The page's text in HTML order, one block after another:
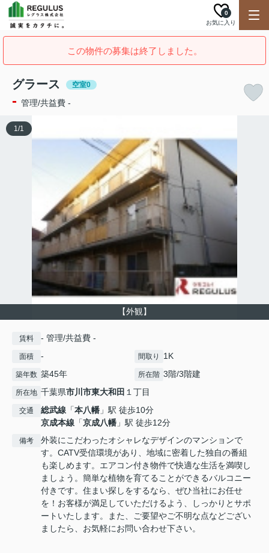
お気に入り
0
この物件の募集は終了しました。
グラース 空室0
- 管理/共益費 -
【外観】
1/1
賃料 - 管理/共益費 -
面積 - 間取り 1K
築年数 築45年 所在階 3階/3階建
所在地 千葉県市川市東大和田 １丁目
交通 総武線 「本八幡 」駅 徒歩10分
京成本線 「京成八幡 」駅 徒歩12分
備考
外装にこだわったオシャレなデザインのマンションで
す。CATV受信環境があり、地域に密着した独自の番組
も楽しめます。エアコン付き物件で快適な生活を満喫し
ましょう。簡単な植物を育てることができるバルコニー
付きです。住まい探しをするなら、ぜひ当社にお任せ
を！お客様が満足していただけるよう、しっかりとサポ
ートいたします。また、ご要望やご不明な点などござい
ましたら、お気軽にお問い合わせ下さい。